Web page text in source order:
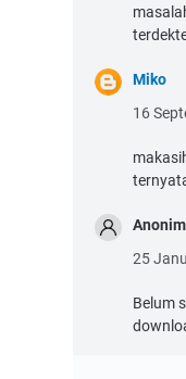
Miko
16
Anonim
25
Belum